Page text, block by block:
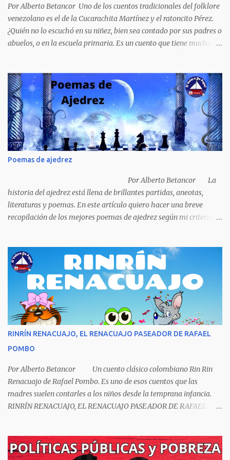
venezolana, tráfico...
Por Alberto Betancor Uno de los cuentos tradicionales del folklore
venezolano es el de la Cucarachita Martínez y el ratoncito Pérez.
¿Quién no lo escuchó en su niñez, bien sea contado por sus padres o
abuelos, o en la escuela primaria. Es un cuento que tiene muchas
hablaban, hace mucho, mucho tiempo, una Cucarachita llamada
Martínez que estaba barriendo el zaguán (porche) de su casa,
cuando vio algo que brillaba, se sorprendió y se emocionó al ver lo
que veían sus ojos, era un mediecito (moneda de cinco céntimos).
La recogió y se preguntó de quien sería, pero al ver que no era de
nadie se la guardó en el bolsillo y siguió barriendo y pensando que
podría comprar, pensó en comprar una casa, pero desecho la idea
porque ya tenía una casa, pensó en un carro (coche), pero desecho
la idea porque no sabía manejar (conducir) al final se le ocurrió
comprarse un vestido y...
Poemas de ajedrez
Por Alberto Betancor La
historia del ajedrez está llena de brillantes partidas, aneotas,
literaturas y poemas. En este artículo quiero hacer una breve
recopilación de los mejores poemas de ajedrez según mi criterio
Borges es uno de los grandes pensadores del Siglo XX, su obra
universal trasciende más allá del premio Nobel de Literatura que le
fue negado por razones políticas, pero como hombre de principios
y sabiendo que sus posturas ideológicas eran un óbice para
obtenerlo, prefirió sus principios que el Nobel. Jorg...
RINRÍN RENACUAJO, EL RENACUAJO PASEADOR DE RAFAEL
POMBO
Por Alberto Betancor Un cuento clásico colombiano Rin Rin
Renacuajo de Rafael Pombo. Es uno de esos cuentos que las
madres suelen contarles a los niños desde la temprana infancia.
RINRÍN RENACUAJO, EL RENACUAJO PASEADOR DE RAFAEL
Sombrero encintado y chupa de boda. -¡Muchacho, no salgas!- le
grita mamá pero él hace un gesto y orondo se va. Halló en el